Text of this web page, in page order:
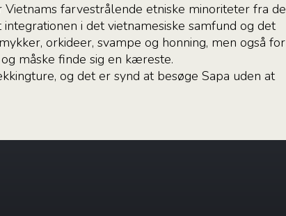
farvestrålende etniske minoriteter fra de
i det vietnamesiske samfund og det
orkideer, svampe og honning, men også for
måske finde sig en kæreste.
og det er synd at besøge Sapa uden at